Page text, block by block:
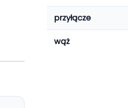
przyłącze
wąż